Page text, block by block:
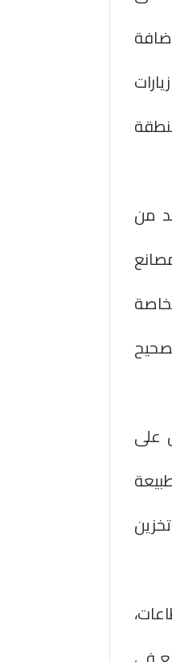
إضافة
إلى 3 زيارات على مصانع منطقة جازان، و3 زيارات ميدانية لمصانع الباحة، و3 زيارات
من
على